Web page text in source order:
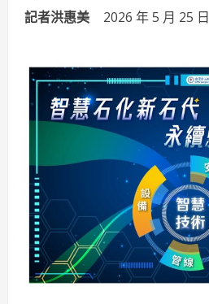
記者洪惠美 2026 年 5 月 25 日